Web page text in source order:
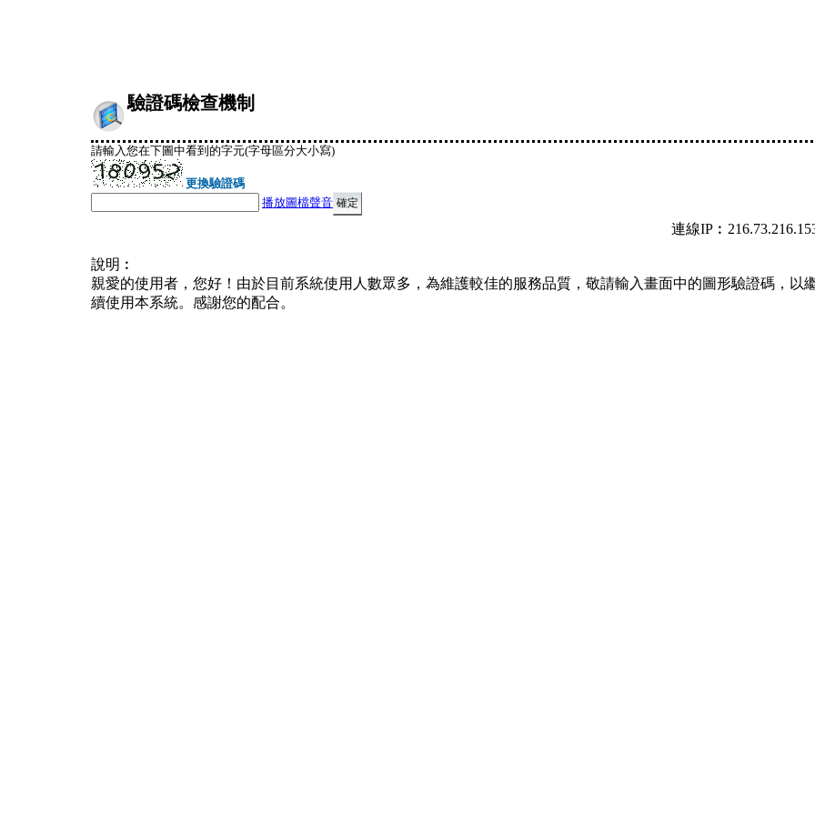
驗證碼檢查機制
請輸入您在下圖中看到的字元(字母區分大小寫)
更換驗證碼
播放圖檔聲音
連線
說明︰
親愛的使用者，您好！由於目前系統使用人數眾多，為維護較佳的服務品質，敬請輸入畫面中的圖形驗證碼，以
續使用本系統。感謝您的配合。